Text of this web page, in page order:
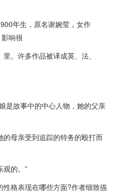
年生，原名谢婉莹，女作
响很
。许多作品被译成英、法、
是故事中的中心人物，她的父亲
母亲受到追踪的特务的殴打而
观的。”
格表现在哪些方面?作者细致描